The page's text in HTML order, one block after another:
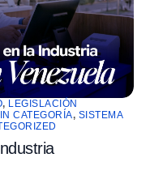
, LEGISLACIÓN
CATEGORÍA, SISTEMA